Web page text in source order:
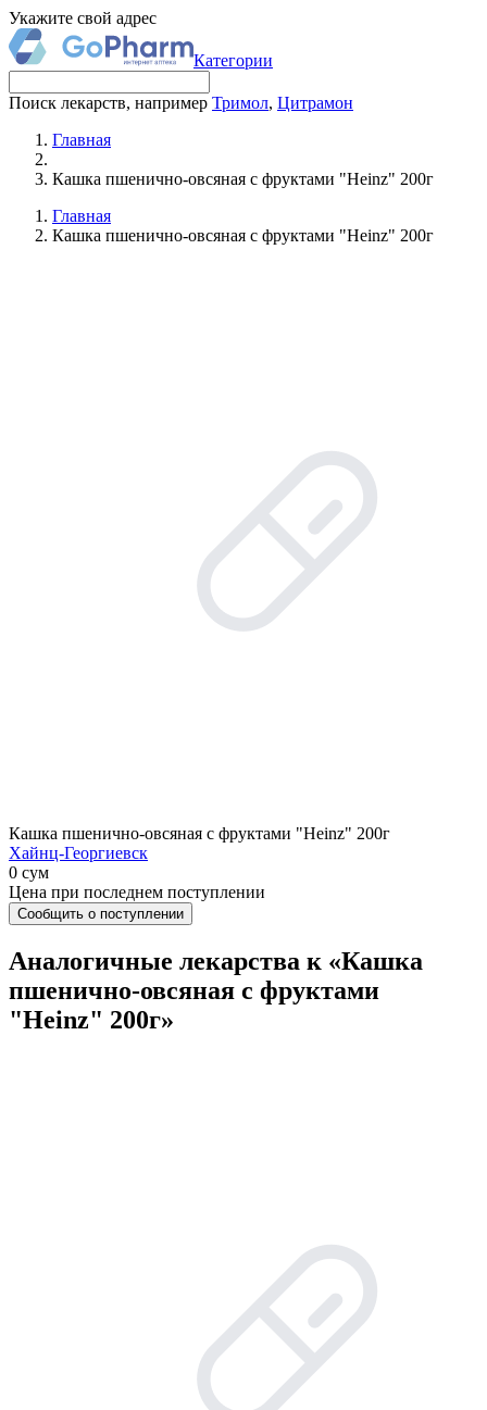
Укажите свой адрес
Категории
Поиск лекарств, например Тримол, Цитрамон
Главная
Кашка пшенично-овсяная с фруктами "Heinz" 200г
Главная
Кашка пшенично-овсяная с фруктами "Heinz" 200г
Кашка пшенично-овсяная с фруктами "Heinz" 200г
Хайнц-Георгиевск
0 сум
Цена при последнем поступлении
Сообщить о поступлении
Аналогичные лекарства к «Кашка
пшенично-овсяная с фруктами
"Heinz" 200г»